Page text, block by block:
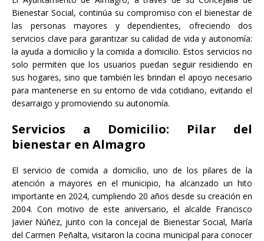
Bienestar Social, continúa su compromiso con el bienestar de
las personas mayores y dependientes, ofreciendo dos
servicios clave para garantizar su calidad de vida y autonomía:
la ayuda a domicilio y la comida a domicilio. Estos servicios no
solo permiten que los usuarios puedan seguir residiendo en
sus hogares, sino que también les brindan el apoyo necesario
para mantenerse en su entorno de vida cotidiano, evitando el
desarraigo y promoviendo su autonomía.
Servicios a Domicilio: Pilar del
bienestar en Almagro
El servicio de comida a domicilio, uno de los pilares de la
atención a mayores en el municipio, ha alcanzado un hito
importante en 2024, cumpliendo 20 años desde su creación en
2004. Con motivo de este aniversario, el alcalde Francisco
Javier Núñez, junto con la concejal de Bienestar Social, María
del Carmen Peñalta, visitaron la cocina municipal para conocer